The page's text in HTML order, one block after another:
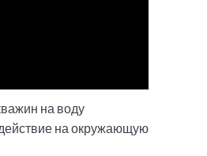
на воду
на окружающую